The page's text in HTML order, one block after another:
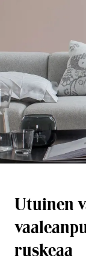
Utuinen
ruskeaa